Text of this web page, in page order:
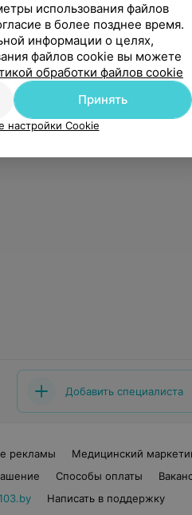
Добавить специалиста
рекламы
Медицинский
Способы оплаты
Написать в поддержку
использования файлов
в более позднее время.
информации о целях,
файлов cookie вы можете
обработки файлов cookie
Принять
настройки Cookie